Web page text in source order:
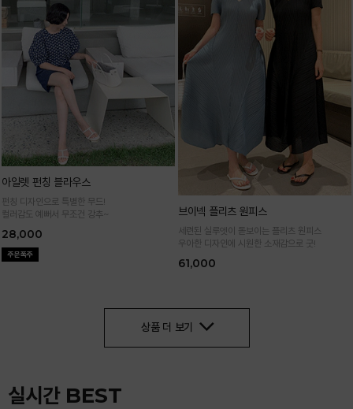
아일렛 펀칭 블라우스
펀칭 디자인으로 특별한 무드!
컬러감도 예뻐서 무조건 강추~
28,000
브이넥 플리츠 원피스
세련된 실루엣이 돋보이는 플리츠 원피스
우아한 디자인에 시원한 소재감으로 굿!
61,000
상품 더 보기
실시간 BEST